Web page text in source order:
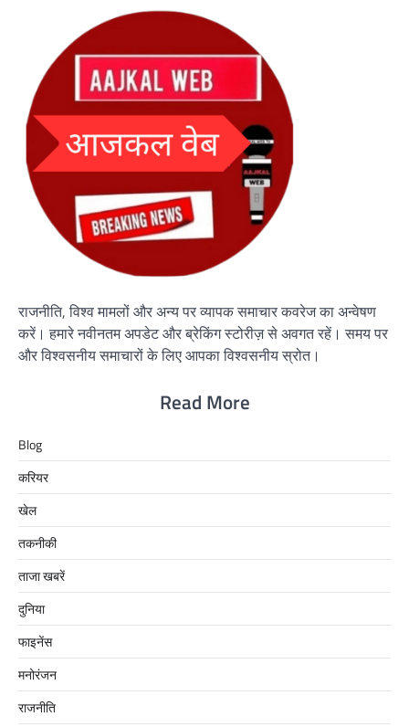
राजनीति, विश्व मामलों और अन्य पर व्यापक समाचार कवरेज का अन्वेषण
करें। हमारे नवीनतम अपडेट और ब्रेकिंग स्टोरीज़ से अवगत रहें। समय पर
और विश्वसनीय समाचारों के लिए आपका विश्वसनीय स्रोत।
Read More
Blog
करियर
खेल
तकनीकी
ताजा खबरें
दुनिया
फाइनेंस
मनोरंजन
राजनीति